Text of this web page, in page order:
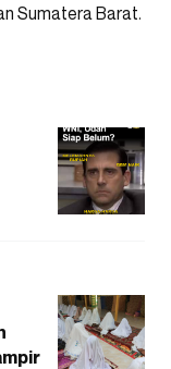
Sumatera Barat.